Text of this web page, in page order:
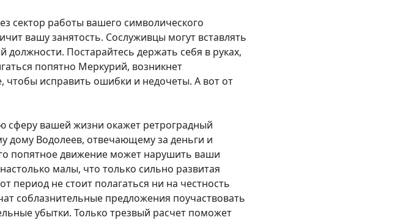
сектор работы вашего символического
вашу занятость. Сослуживцы могут вставлять
Постарайтесь держать себя в руках,
попятно Меркурий, возникнет
чтобы исправить ошибки и недочеты. А вот от
сферу вашей жизни окажет ретроградный
дому Водолеев, отвечающему за деньги и
попятное движение может нарушить ваши
малы, что только сильно развитая
период не стоит полагаться ни на честность
соблазнительные предложения поучаствовать
убытки. Только трезвый расчет поможет